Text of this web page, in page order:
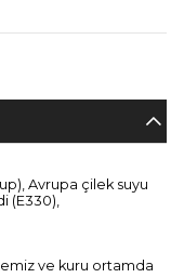
Avrupa çilek suyu
(E330),
temiz ve kuru ortamda